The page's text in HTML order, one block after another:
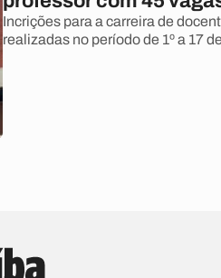
Incrições para a carreira de
realizadas no período de 1º a 17